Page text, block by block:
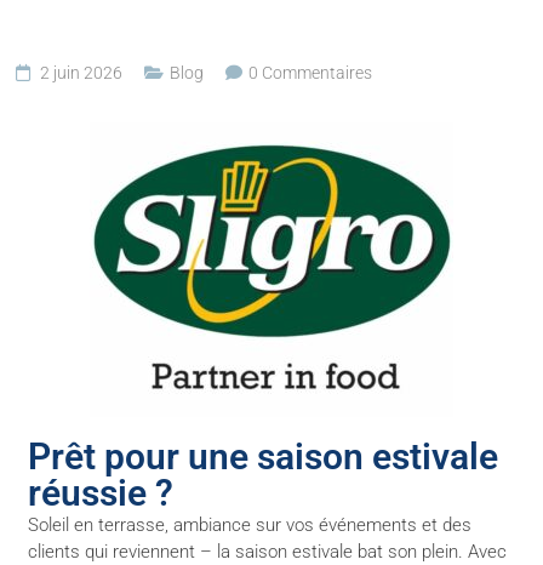
2 juin 2026 Blog 0 Commentaires
Prêt pour une saison estivale
réussie ?
Soleil en terrasse, ambiance sur vos événements et des
clients qui reviennent – la saison estivale bat son plein. Avec